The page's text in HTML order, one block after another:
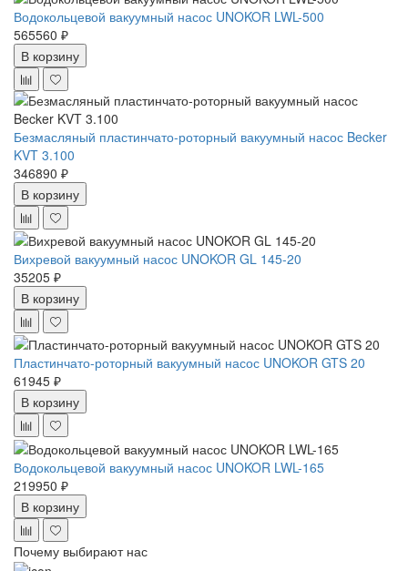
Водокольцевой вакуумный насос UNOKOR LWL-500
565560 ₽
В корзину
Безмасляный пластинчато-роторный вакуумный насос Becker
KVT 3.100
346890 ₽
В корзину
Вихревой вакуумный насос UNOKOR GL 145-20
35205 ₽
В корзину
Пластинчато-роторный вакуумный насос UNOKOR GTS 20
61945 ₽
В корзину
Водокольцевой вакуумный насос UNOKOR LWL-165
219950 ₽
В корзину
Почему выбирают нас